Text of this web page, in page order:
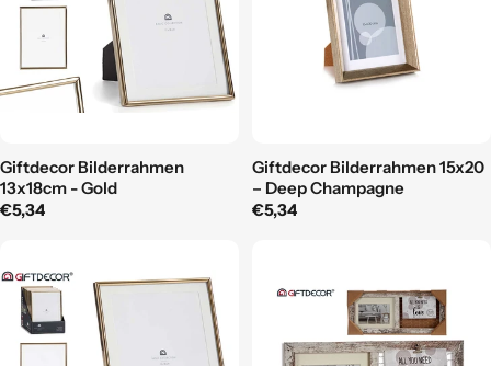
Giftdecor Bilderrahmen
13x18cm - Gold
Regulärer
€5,34
Giftdecor Bilderrahmen 15x20
– Deep Champagne
Regulärer
€5,34